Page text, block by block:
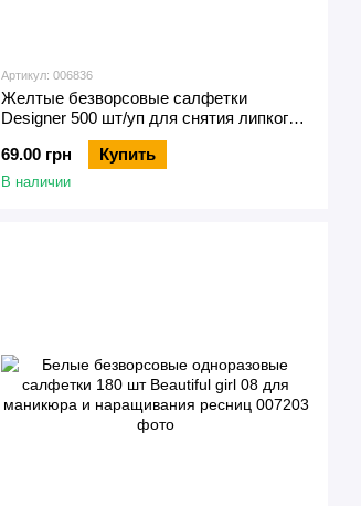
Артикул: 006836
Желтые безворсовые салфетки
Designer 500 шт/уп для снятия липкого
слоя с ногтей
69.00 грн
Купить
В наличии